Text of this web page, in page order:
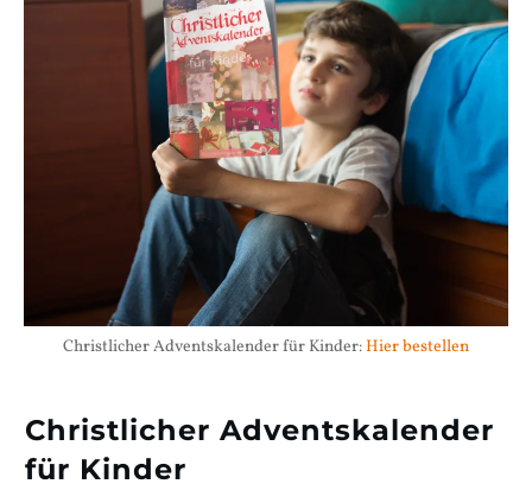
Christlicher Adventskalender für Kinder:Hier bestellen
Christlicher Adventskalender
für Kinder